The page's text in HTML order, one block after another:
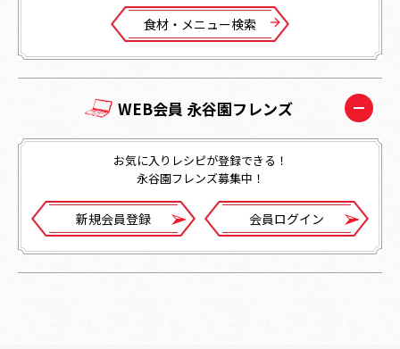
⾷材・メニュー検索
WEB会員 永谷園フレンズ
お気に入りレシピが登録できる！
永谷園フレンズ募集中！
新規会員登録 会員ログイン